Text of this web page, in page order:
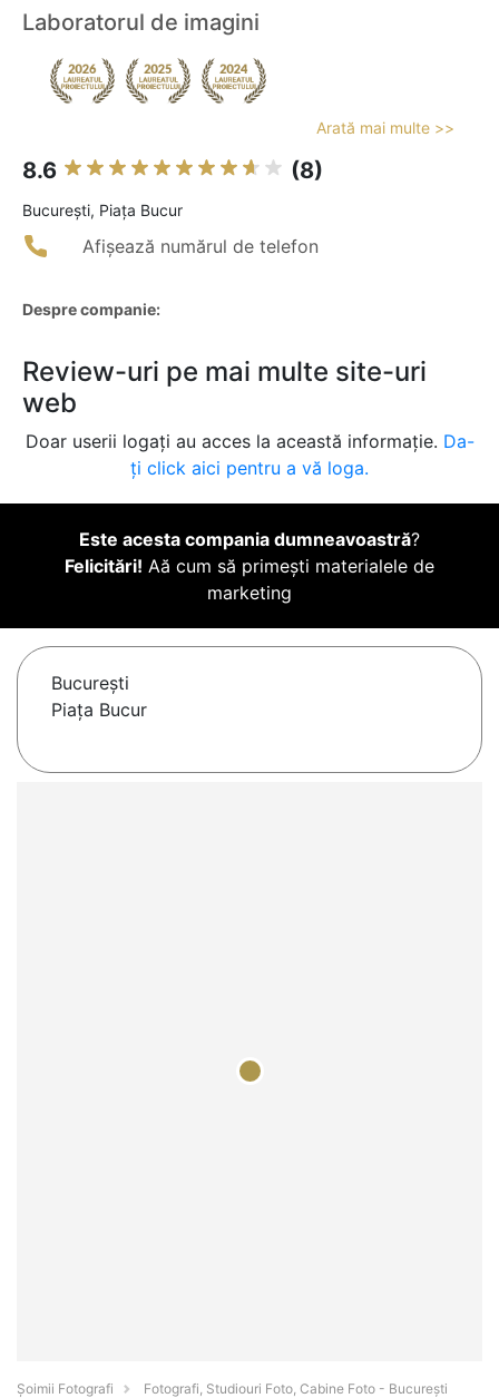
Laboratorul de imagini
Arată mai multe >>
8.6 (8)
Bucureşti, Piața Bucur
Afișează numărul de telefon
Despre companie:
Review-uri pe mai multe site-uri
web
Doar userii logați au acces la această informație. Da-
ți click aici pentru a vă loga.
Este acesta compania dumneavoastră?
Felicitări! Aă cum să primești materialele de
marketing
Bucureşti
Piața Bucur
Șoimii Fotografi
Fotografi, Studiouri Foto, Cabine Foto - Bucureşti